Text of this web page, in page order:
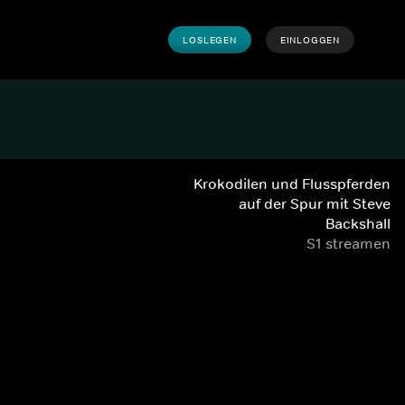
LOSLEGEN EINLOGGEN
Krokodilen und Flusspferden
auf der Spur mit Steve
Backshall
S1 streamen